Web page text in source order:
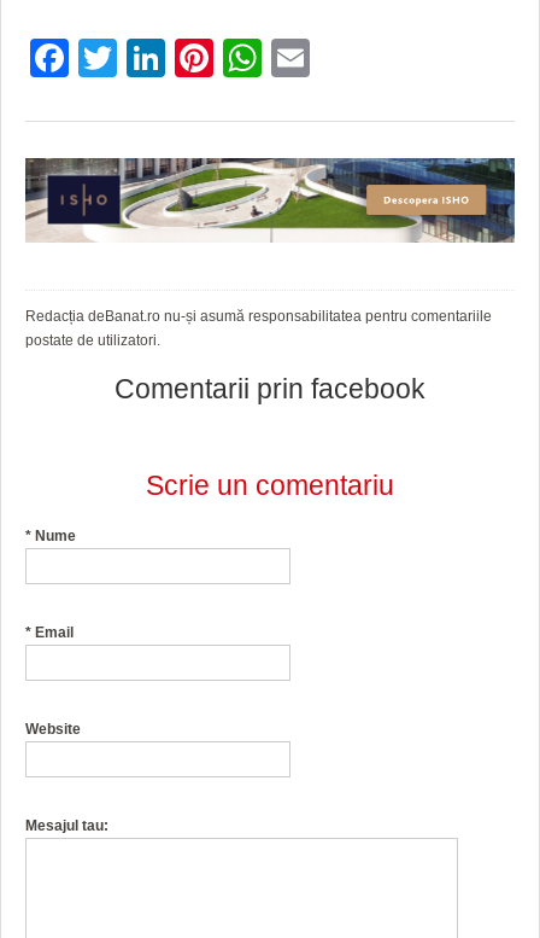
Facebook
Twitter
LinkedIn
Pinterest
WhatsApp
Redacția deBanat.ro nu-și asumă responsabilitatea pentru comentariile
postate de utilizatori.
Comentarii prin facebook
Scrie un comentariu
* Nume
* Email
Website
Mesajul tau: